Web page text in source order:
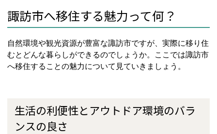
諏訪市へ移住する魅力って何？
自然環境や観光資源が豊富な諏訪市ですが、実際に移り住
むとどんな暮らしができるのでしょうか。ここでは諏訪市
へ移住することの魅力について見ていきましょう。
生活の利便性とアウトドア環境のバラ
ンスの良さ